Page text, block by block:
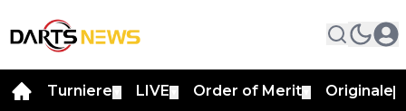
Turniere LIVE Order of Merit Originale